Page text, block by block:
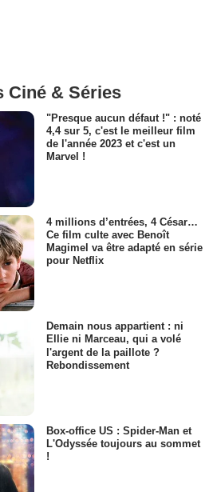
Ciné & Séries
"Presque aucun défaut !" : noté
4,4 sur 5, c'est le meilleur film
de l'année 2023 et c'est un
Marvel !
4 millions d’entrées, 4 César…
Ce film culte avec Benoît
Magimel va être adapté en série
pour Netflix
Demain nous appartient : ni
Ellie ni Marceau, qui a volé
l'argent de la paillote ?
Rebondissement
Box-office US : Spider-Man et
L'Odyssée toujours au sommet
!